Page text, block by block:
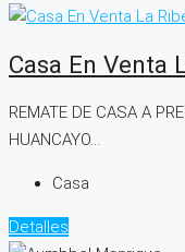
Casa En Venta
REMATE DE CASA A
HUANCAYO...
Casa
Detalles